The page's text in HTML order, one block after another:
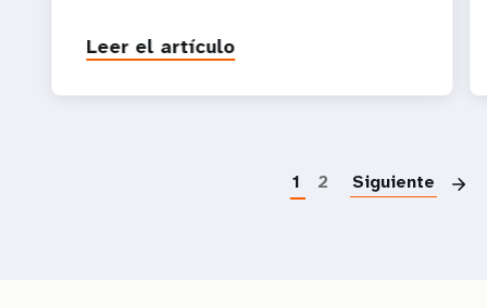
Leer el artículo
1 2 Siguiente